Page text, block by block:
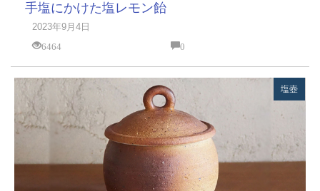
手塩にかけた塩レモン飴
2023年9月4日
6464
0
塩壺